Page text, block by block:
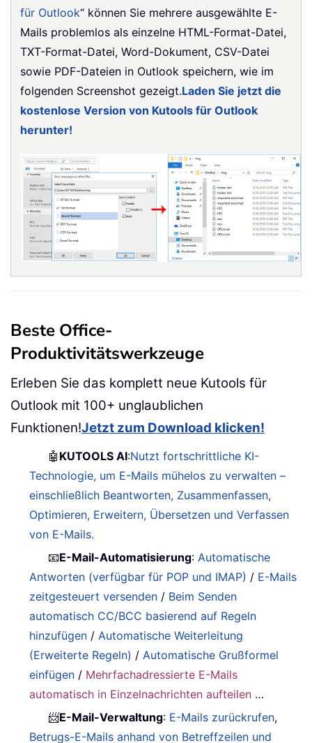
für Outlook“ können Sie mehrere ausgewählte E-
Mails problemlos als einzelne HTML-Format-Datei,
TXT-Format-Datei, Word-Dokument, CSV-Datei
sowie PDF-Dateien in Outlook speichern, wie im
folgenden Screenshot gezeigt.Laden Sie jetzt die
kostenlose Version von Kutools für Outlook
herunter!
Beste Office-
Produktivitätswerkzeuge
Erleben Sie das komplett neue Kutools für
Outlook mit 100+ unglaublichen
Funktionen!Jetzt zum Download klicken!
🤖 KUTOOLS AI:Nutzt fortschrittliche KI-
Technologie, um E-Mails mühelos zu verwalten –
einschließlich Beantworten, Zusammenfassen,
Optimieren, Erweitern, Übersetzen und Verfassen
von E-Mails.
📧E-Mail-Automatisierung:Automatische
Antworten (verfügbar für POP und IMAP) / E-Mails
zeitgesteuert versenden / Beim Senden
automatisch CC/BCC basierend auf Regeln
hinzufügen /Automatische Weiterleitung
(Erweiterte Regeln) /Automatische Grußformel
einfügen / Mehrfachadressierte E-Mails
automatisch in Einzelnachrichten aufteilen …
📨E-Mail-Verwaltung: E-Mails zurückrufen,
Betrugs-E-Mails anhand von Betreffzeilen und